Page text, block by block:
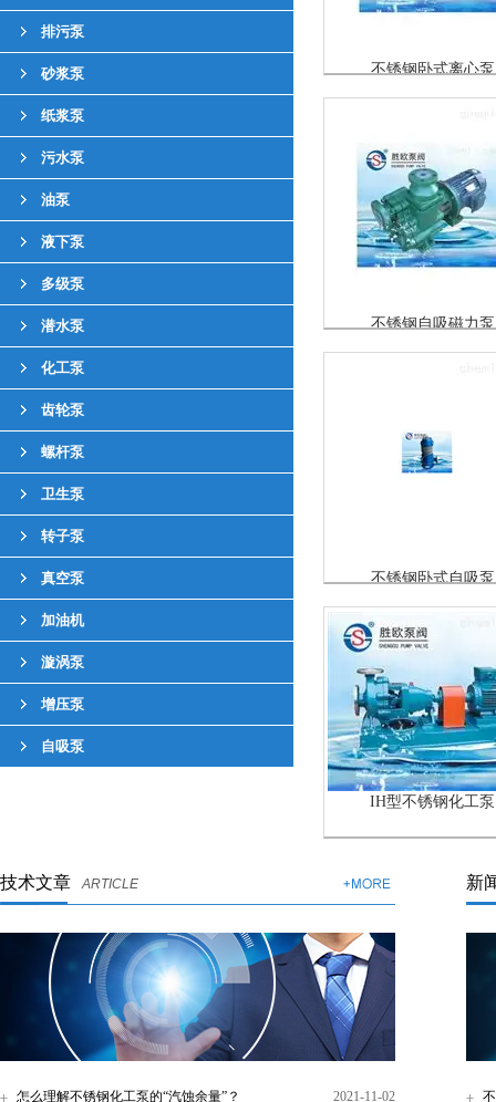
排污泵
砂浆泵
纸浆泵
污水泵
油泵
液下泵
多级泵
潜水泵
化工泵
齿轮泵
螺杆泵
卫生泵
转子泵
真空泵
加油机
漩涡泵
增压泵
自吸泵
不锈钢卧式离心泵
不锈钢自吸磁力泵
不锈钢卧式自吸泵
IH型不锈钢化工泵
技术文章 ARTICLE
2021-11-02
怎么理解不锈钢化工泵的“汽蚀余量”？
新